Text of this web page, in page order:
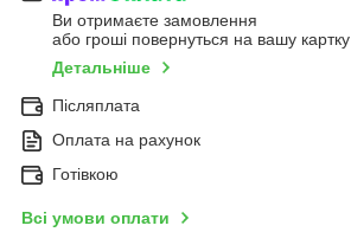
Ви отримаєте замовлення
або гроші повернуться на вашу картку
Детальніше
Післяплата
Оплата на рахунок
Готівкою
Всі умови оплати